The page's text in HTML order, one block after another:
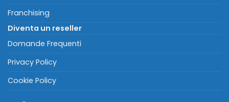
Franchising
Diventa un reseller
Domande Frequenti
Privacy Policy
Cookie Policy